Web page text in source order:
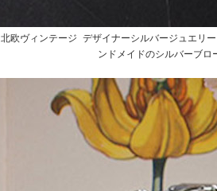
北欧ヴィンテージ デザイナーシルバージュエ
ンドメイドのシルバーブ